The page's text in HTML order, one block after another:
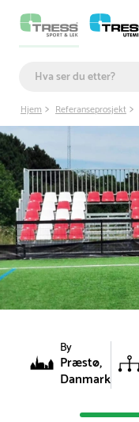
Hjem Referanseprosjekt
By
Præstø,
Danmark